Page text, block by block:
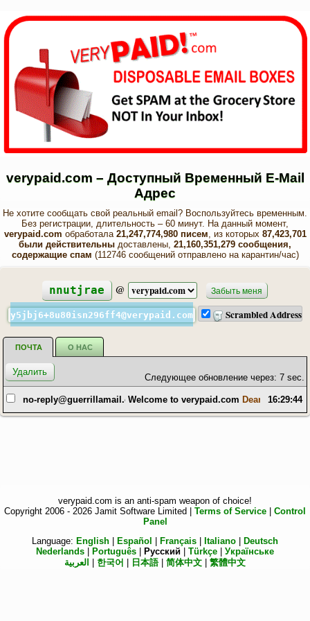
verypaid.com – Доступный Временный E-Mail
Адрес
Не хотите сообщать свой реальный email? Воспользуйтесь временным.
Без регистрации, длительность – 60 минут. На данный момент,
verypaid.com обработала 21,247,774,980 писем , из которых 87,423,701
были действительны доставлены, 21,160,351,279 сообщения,
содержащие спам (112746 сообщений отправлено на карантин/час)
nnutjrae @ Забыть меня
y5jbj6+8u80isn296ff4@verypaid.com Scrambled Address
ПОЧТА О НАС
Следующее обновление через: 7 sec.
no-reply@guerrillamail.comWelcome to verypaid.com Dear Random
16:29:44
verypaid.com is an anti-spam weapon of choice!
Copyright 2006 - 2026 Jamit Software Limited | Terms of Service
Control
Panel
Language: English Español Français Italiano
Deutsch
Nederlands
Português Русский Türkçe
Українське
العربية
한국어 日本語| 简体中文 繁體中文